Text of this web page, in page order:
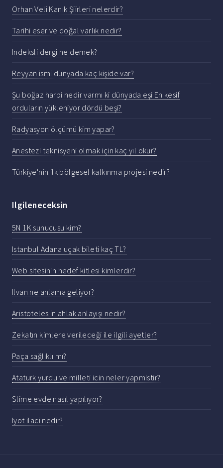
Orhan Veli Kanık Şiirleri nelerdir?
Tarihi eser ve doğal varlık nedir?
Indeksli dergi ne demek?
Reyyan ismi dünyada kaç kişide var?
Şu boğaz harbi nedir varmı ki dünyada eşi En kesif
orduların yükleniyor dördü beşi?
Radyasyon ölçümü kim yapar?
Anestezi teknisyeni olmak için kaç yıl okur?
Türkiye'nin ilk bölgesel kalkınma projesi nedir?
Ilgileneceksin
5N 1K sunucusu kim?
Istanbul Adana uçak bileti kaç TL?
Web sitesinin hedef kitlesi kimlerdir?
Ilvan ne anlama geliyor?
Aristoteles in ahlak anlayışı nedir?
Zekatın kimlere verileceği ile ilgili ayetler?
Paça sağlıklı mı?
Ataturk yurdu ve milleti icin neler yapmistir?
Slime evde nasıl yapılıyor?
Iyot ilaci nedir?